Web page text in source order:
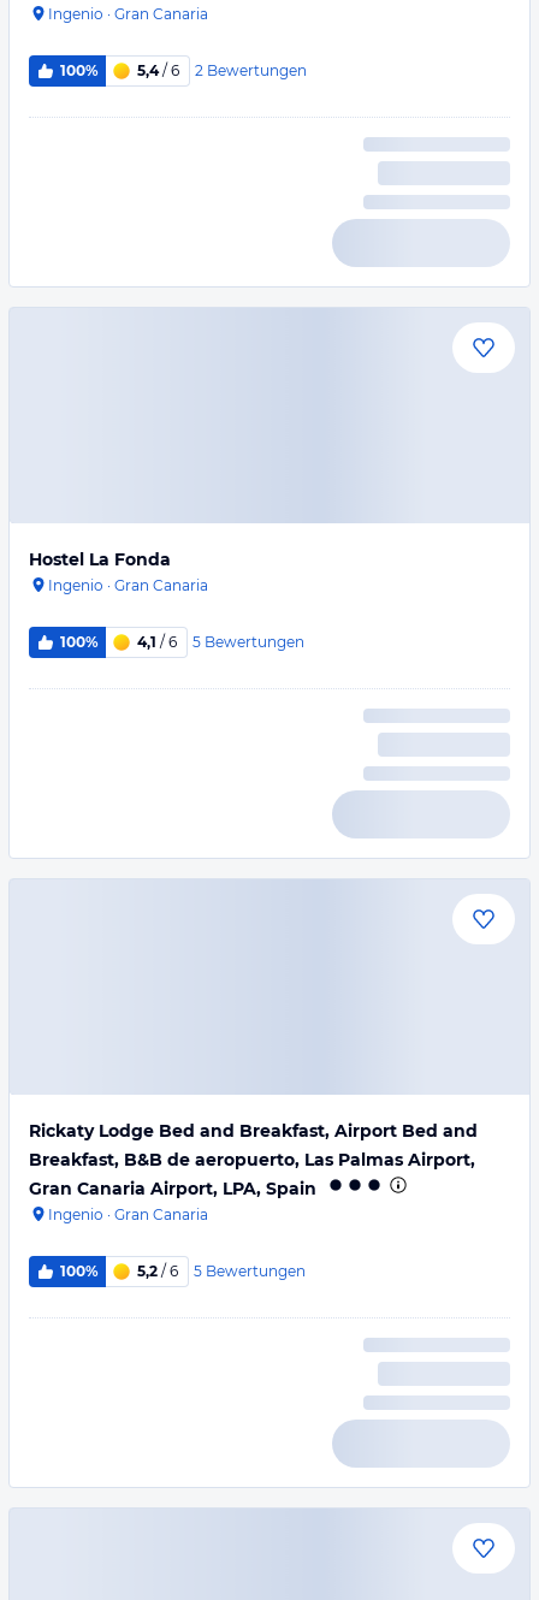
Ingenio · Gran Canaria
100% 5,4/ 6 2 Bewertungen
Hostel La Fonda
Ingenio · Gran Canaria
100% 4,1 / 6 5 Bewertungen
Rickaty Lodge Bed and Breakfast, Airport Bed and
Breakfast, B&B de aeropuerto, Las Palmas Airport,
Gran Canaria Airport, LPA, Spain
Ingenio · Gran Canaria
100% 5,2 / 6 5 Bewertungen